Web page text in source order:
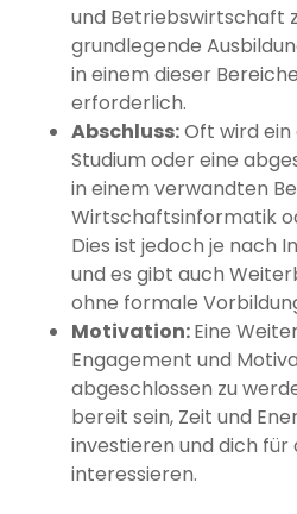
und Betriebswirtschaft
grundlegende
in einem dieser
erforderlich.
Abschluss:Oft wird ein
Studium oder eine
in einem verwandten
Wirtschaftsinformatik
Dies ist jedoch je nach
und es gibt auch
ohne formale
Motivation:Eine
Engagement und
abgeschlossen zu
bereit sein, Zeit und
investieren und dich für
interessieren.